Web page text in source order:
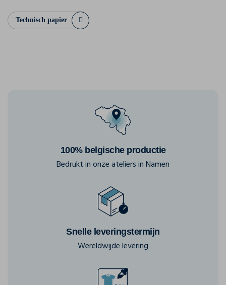
Technisch papier
100% belgische productie
Bedrukt in onze ateliers in Namen
Snelle leveringstermijn
Wereldwijde levering